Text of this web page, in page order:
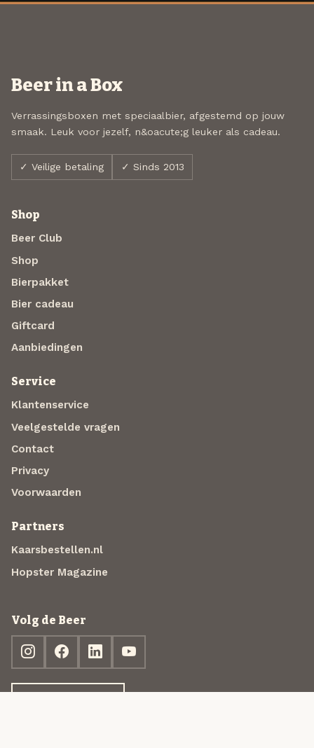
Beer in a Box
Verrassingsboxen met speciaalbier, afgestemd op jouw
smaak. Leuk voor jezelf, n&oacute;g leuker als cadeau.
✓ Veilige betaling ✓ Sinds 2013
Shop
Beer Club
Shop
Bierpakket
Bier cadeau
Giftcard
Aanbiedingen
Service
Klantenservice
Veelgestelde vragen
Contact
Privacy
Voorwaarden
Partners
Kaarsbestellen.nl
Hopster Magazine
Volg de Beer